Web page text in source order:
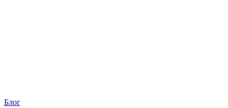
Блог